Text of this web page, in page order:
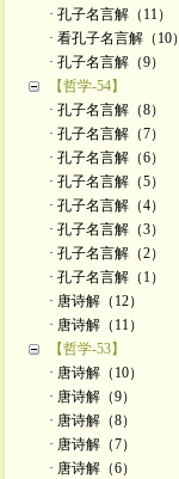
· 孔子名言解（11）
· 看孔子名言解（10）
· 孔子名言解（9）
【哲学-54】
· 孔子名言解（8）
· 孔子名言解（7）
· 孔子名言解（6）
· 孔子名言解（5）
· 孔子名言解（4）
· 孔子名言解（3）
· 孔子名言解（2）
· 孔子名言解（1）
· 唐诗解（12）
· 唐诗解（11）
【哲学-53】
· 唐诗解（10）
· 唐诗解（9）
· 唐诗解（8）
· 唐诗解（7）
· 唐诗解（6）